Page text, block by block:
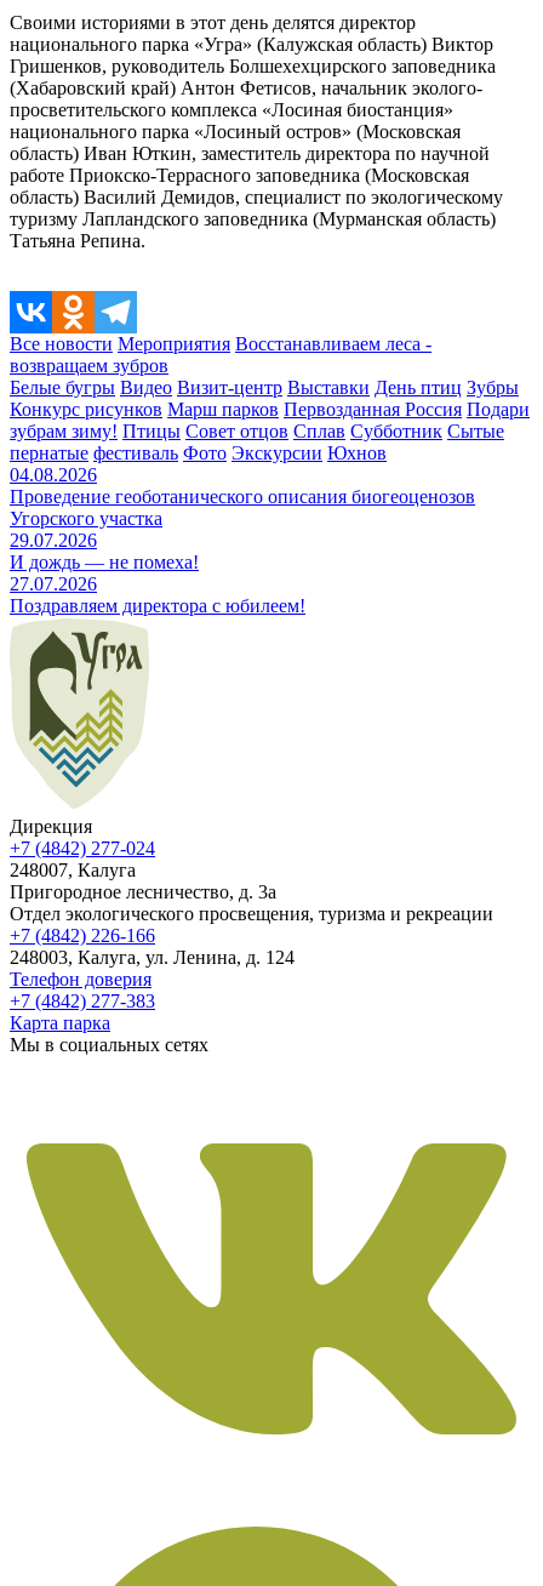
Своими историями в этот день делятся директор
национального парка «Угра» (Калужская область) Виктор
Гришенков, руководитель Болшехехцирского заповедника
(Хабаровский край) Антон Фетисов, начальник эколого-
просветительского комплекса «Лосиная биостанция»
национального парка «Лосиный остров» (Московская
область) Иван Юткин, заместитель директора по научной
работе Приокско-Террасного заповедника (Московская
область) Василий Демидов, специалист по экологическому
туризму Лапландского заповедника (Мурманская область)
Татьяна Репина.
Все новости Мероприятия Восстанавливаем леса -
возвращаем зубров
Белые бугры Видео Визит-центр Выставки День птиц Зубры
Конкурс рисунков Марш парков Первозданная Россия Подари
зубрам зиму! Птицы Совет отцов Сплав Субботник Сытые
пернатые фестиваль Фото Экскурсии Юхнов
04.08.2026
Проведение геоботанического описания биогеоценозов
Угорского участка
29.07.2026
И дождь — не помеха!
27.07.2026
Поздравляем директора с юбилеем!
Дирекция
+7 (4842) 277-024
248007, Калуга
Пригородное лесничество, д. 3а
Отдел экологического просвещения, туризма и рекреации
+7 (4842) 226-166
248003, Калуга, ул. Ленина, д. 124
Телефон доверия
+7 (4842) 277-383
Карта парка
Мы в социальных сетях